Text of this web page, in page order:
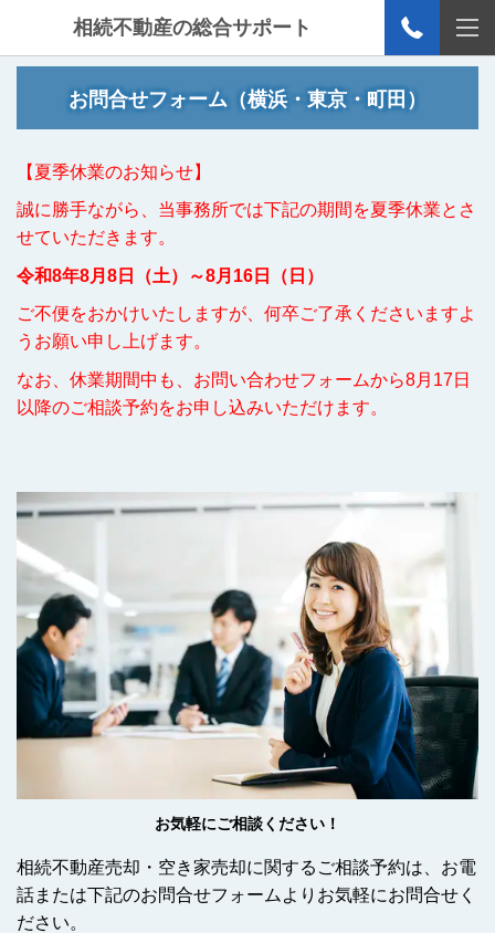
相続不動産の総合サポート
お問合せフォーム（横浜・東京・町田）
【夏季休業のお知らせ】
誠に勝手ながら、当事務所では下記の期間を夏季休業とさ
せていただきます。
令和8年8月8日（土）～8月16日（日）
ご不便をおかけいたしますが、何卒ご了承くださいますよ
うお願い申し上げます。
なお、休業期間中も、お問い合わせフォームから8月17日
以降のご相談予約をお申し込みいただけます。
お気軽にご相談ください！
相続不動産売却・空き家売却に関するご相談予約は、お電
話または下記のお問合せフォームよりお気軽にお問合せく
ださい。